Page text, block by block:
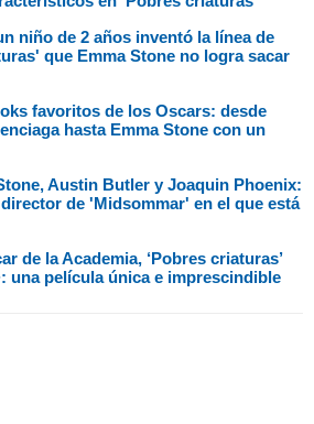
niño de 2 años inventó la línea de
que Emma Stone no logra sacar
favoritos de los Oscars: desde
hasta Emma Stone con un
Austin Butler y Joaquin Phoenix:
de 'Midsommar' en el que está
de la Academia, ‘Pobres criaturas’
una película única e imprescindible